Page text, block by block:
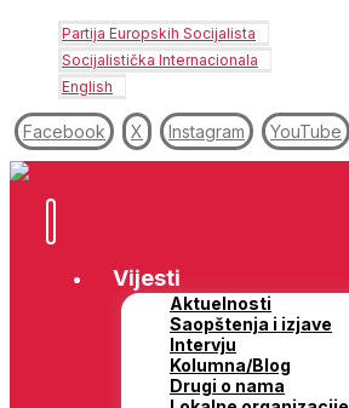
Partija Europskih Socijalista
Socijalistička Internacionala
English
Facebook X Instagram YouTube
Vijesti
Aktuelnosti
Saopštenja i izjave
Intervju
Kolumna/Blog
Drugi o nama